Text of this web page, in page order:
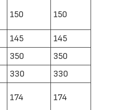
150 150
145
145
350
350
330
330
174 174